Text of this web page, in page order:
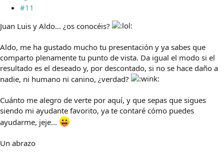
#11
Juan Luis y Aldo... ¿os conocéis?
Aldo, me ha gustado mucho tu presentación y ya sabes que
comparto plenamente tu punto de vista. Da igual el modo si el
resultado es el deseado y, por descontado, si no se hace daño a
nadie, ni humano ni canino, ¿verdad?
Cuánto me alegro de verte por aquí, y que sepas que sigues
siendo mi ayudante favorito, ya te contaré cómo puedes
ayudarme, jeje...
Un abrazo